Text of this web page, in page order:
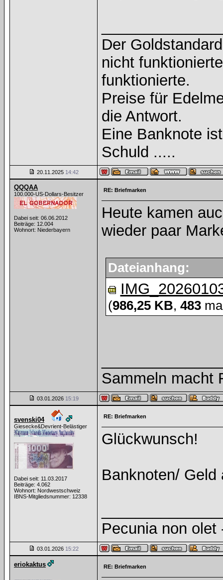
Der
nicht
funktionierte.
Preise für
die Antwort.
Eine Banknote
Schuld .....
20.11.2025 14:42
QQQAA
100.000-US-Dollars-Besitzer
Dabei seit: 06.06.2012
Beiträge: 12.004
Wohnort: Niederbayern
RE: Briefmarken
Heute kamen
wieder paar
Dateianhang:
(986,25 KB, 483
Sammeln macht
03.01.2026 15:19
svenski04
Giesecke&Devrient-Belästiger
Dabei seit: 11.03.2017
Beiträge: 4.062
Wohnort: Nordwestschweiz
IBNS-Mitgliedsnummer: 12338
RE: Briefmarken
Glückwunsch!
Banknoten/
Pecunia non
03.01.2026 15:22
eriokaktus RE: Briefmarken